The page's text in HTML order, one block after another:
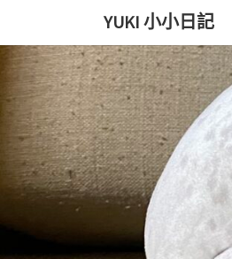
content
YUKI 小小日記